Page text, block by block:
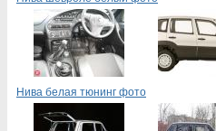
Нива белая тюнинг фото